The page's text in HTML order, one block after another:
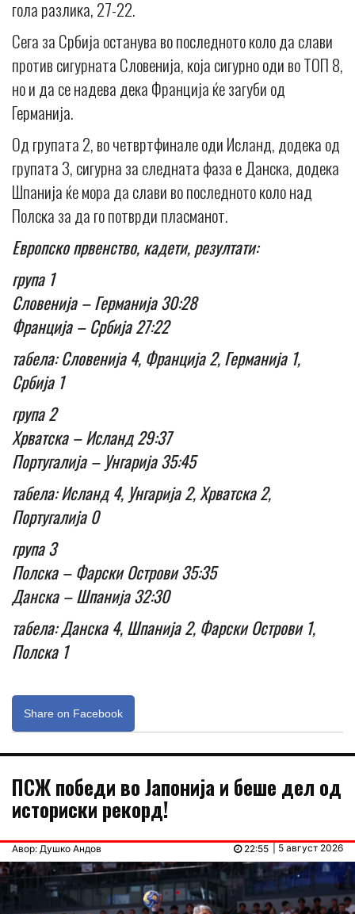
гола разлика, 27-22.
Сега за Србија останува во последното коло да слави
против сигурната Словенија, која сигурно оди во ТОП 8,
но и да се надева дека Франција ќе загуби од
Германија.
Од групата 2, во четвртфинале оди Исланд, додека од
групата 3, сигурна за следната фаза е Данска, додека
Шпанија ќе мора да слави во последното коло над
Полска за да го потврди пласманот.
Европско првенство, кадети, резултати:
група 1
Словенија – Германија 30:28
Франција – Србија 27:22
табела: Словенија 4, Франција 2, Германија 1,
Србија 1
група 2
Хрватска – Исланд 29:37
Португалија – Унгарија 35:45
табела: Исланд 4, Унгарија 2, Хрватска 2,
Португалија 0
група 3
Полска – Фарски Острови 35:35
Данска – Шпанија 32:30
табела: Данска 4, Шпанија 2, Фарски Острови 1,
Полска 1
Share on Facebook
ПСЖ победи во Јапонија и беше дел од
историски рекорд!
Авор: Душко Андов | 5 август 2026
22:55